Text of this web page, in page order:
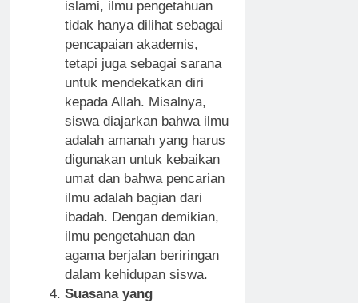
islami, ilmu pengetahuan
tidak hanya dilihat sebagai
pencapaian akademis,
tetapi juga sebagai sarana
untuk mendekatkan diri
kepada Allah. Misalnya,
siswa diajarkan bahwa ilmu
adalah amanah yang harus
digunakan untuk kebaikan
umat dan bahwa pencarian
ilmu adalah bagian dari
ibadah. Dengan demikian,
ilmu pengetahuan dan
agama berjalan beriringan
dalam kehidupan siswa.
Suasana yang